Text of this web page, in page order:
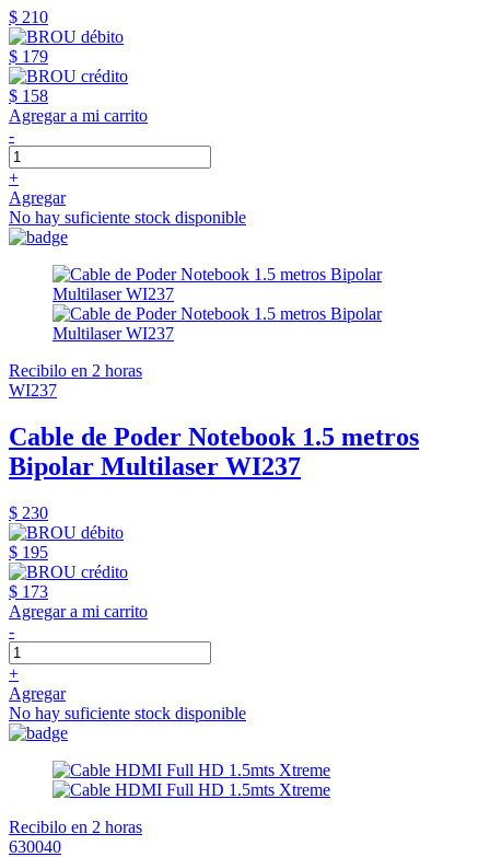
$ 210
$ 179
$ 158
Agregar a mi carrito
-
+
Agregar
No hay suficiente stock disponible
Recibilo en 2 horas
WI237
Cable de Poder Notebook 1.5 metros
Bipolar Multilaser WI237
$ 230
$ 195
$ 173
Agregar a mi carrito
-
+
Agregar
No hay suficiente stock disponible
Recibilo en 2 horas
630040